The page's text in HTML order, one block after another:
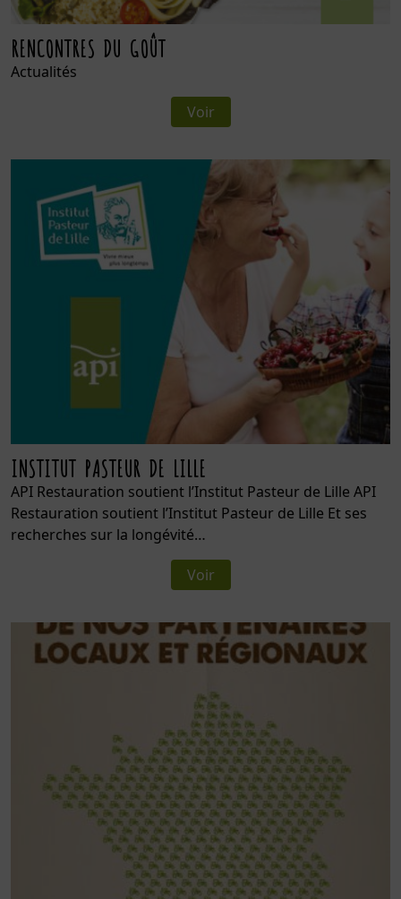
RENCONTRES DU GOÛT
Actualités
Voir
INSTITUT PASTEUR DE LILLE
API Restauration soutient l’Institut Pasteur de Lille API
Restauration soutient l’Institut Pasteur de Lille Et ses
recherches sur la longévité…
Voir